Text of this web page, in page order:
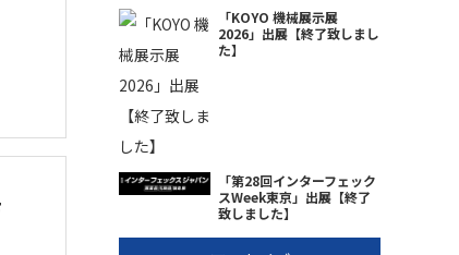
「KOYO 機械展示展
2026」出展【終了致しまし
た】
「第28回インターフェック
スWeek東京」出展【終了
致しました】